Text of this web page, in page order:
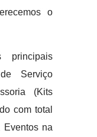
o
principais
Serviço
(Kits
com total
Eventos na